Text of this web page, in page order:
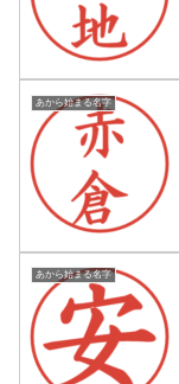
あから始まる名字
あから始まる名字